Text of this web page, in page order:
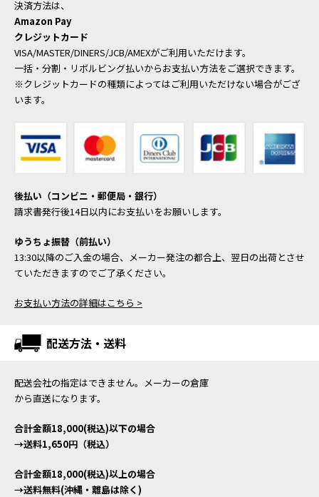
決済方法は、
Amazon Pay
クレジットカード
VISA/MASTER/DINERS/JCB/AMEXがご利用いただけます。
一括・分割・リボルビング払いからお支払い方法をご選択できます。
※クレジットカードの種類によってはご利用いただけない場合がござ
います。
後払い（コンビニ・郵便局・銀行）
請求書発行後14日以内にお支払いをお願いします。
ゆうちょ振替（前払い）
13:30以降のご入金の場合、メーカー発注の都合上、翌日の出荷とさせ
ていただきますのでご了承ください。
お支払い方法の詳細はこちら >
配送方法・送料
配送会社の指定はできません。メーカーの倉庫
から直送になります。
合計金額18,000(税込)以下の場合
→送料1,650円（税込）
合計金額18,000(税込)以上の場合
→送料無料(沖縄・離島は除く)